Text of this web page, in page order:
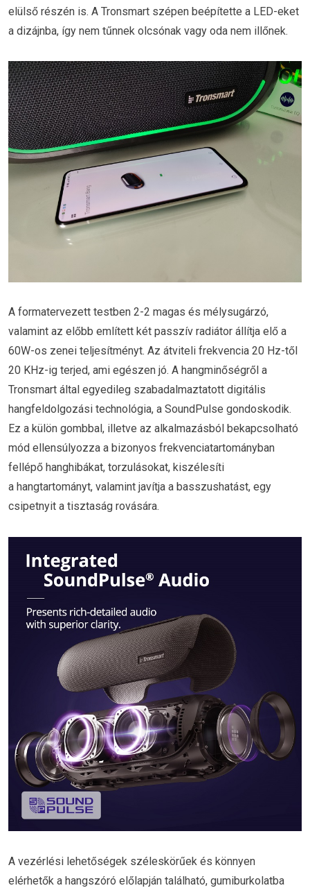
elülső részén is. A Tronsmart szépen beépítette a LED-eket
a dizájnba, így nem tűnnek olcsónak vagy oda nem illőnek.
A formatervezett testben 2-2 magas és mélysugárzó,
valamint az előbb említett két passzív radiátor állítja elő a
60W-os zenei teljesítményt. Az átviteli frekvencia 20 Hz-től
20 KHz-ig terjed, ami egészen jó. A hangminőségről a
Tronsmart által egyedileg szabadalmaztatott digitális
hangfeldolgozási technológia, a SoundPulse gondoskodik.
Ez a külön gombbal, illetve az alkalmazásból bekapcsolható
mód ellensúlyozza a bizonyos frekvenciatartományban
fellépő hanghibákat, torzulásokat, kiszélesíti
a hangtartományt, valamint javítja a basszushatást, egy
csipetnyit a tisztaság rovására.
A vezérlési lehetőségek széleskörűek és könnyen
elérhetők a hangszóró előlapján található, gumiburkolatba